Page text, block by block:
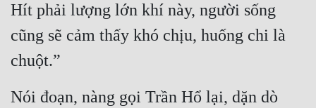
Hít phải lượng lớn khí này, người sống
cũng sẽ cảm thấy khó chịu, huống chi là
chuột.”
Nói đoạn, nàng gọi Trần Hổ lại, dặn dò